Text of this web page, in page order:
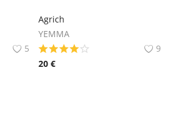
5
Agrich
YEMMA
9
20 €